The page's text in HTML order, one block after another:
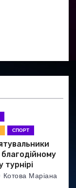
СПОРТ
Котова Маріана